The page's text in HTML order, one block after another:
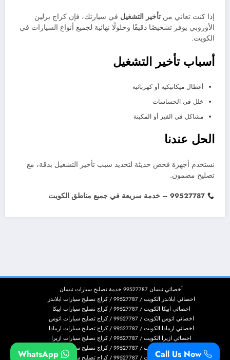
إذا كنت تعاني من تأخير التشغيل في سيارتك، فإن كراج برلين
الأوروبي يوفر تشخيصًا دقيقًا وحلولًا نهائية لجميع أنواع السيارات في
الكويت.
أسباب تأخير التشغيل
أعطال ميكانيكية أو كهربائية
خلل في الحساسات
مشاكل في القير أو المكينة
الحل عندنا
نستخدم أجهزة فحص حديثة لتحديد سبب تأخير التشغيل بدقة، مع
تصليح مضمون.
99527787 – خدمة سريعة في جميع مناطق الكويت
أخصائي نيسان 99527787 خدمة تصليح سيارات نيسان
اخصائي ابلاندر الكويت / 99527787 / كراج تصليح سيارات ابلاندر
اخصائي ابيكا الكويت / 99527787 / كراج تصليح سيارات ابيكا
اخصائي اتوس الكويت / 99527787 / كراج تصليح سيارات اتوس
اخصائي ارمادا الكويت / 99527787 / كراج تصليح سيارات ارمادا
اخصائي ازيرا الكويت / 99527787 / كراج تصليح سيارات ازيرا
اخصائي اسكاليد الكويت / 99527787 / كراج تصليح سيارات اسكاليد
اخصائي اسكيب الكويت / 99527787 / كراج تصليح سيارات اسكيب